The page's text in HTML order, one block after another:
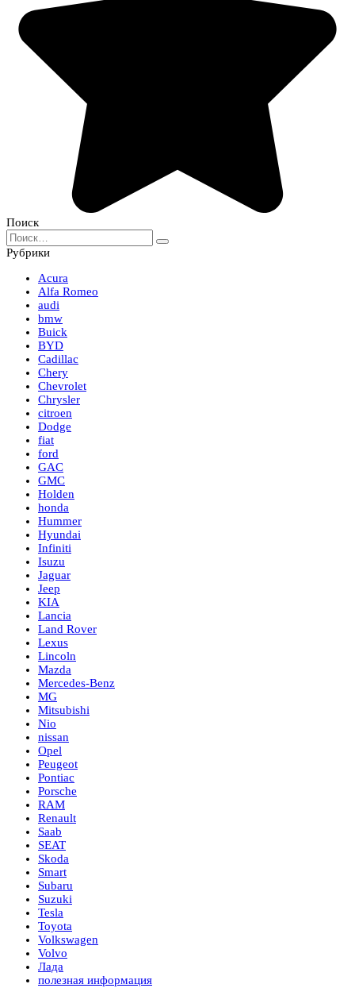
Поиск
Search
for:
Рубрики
Acura
Alfa Romeo
audi
bmw
Buick
BYD
Cadillac
Chery
Chevrolet
Chrysler
citroen
Dodge
fiat
ford
GAC
GMC
Holden
honda
Hummer
Hyundai
Infiniti
Isuzu
Jaguar
Jeep
KIA
Lancia
Land Rover
Lexus
Lincoln
Mazda
Mercedes-Benz
MG
Mitsubishi
Nio
nissan
Opel
Peugeot
Pontiac
Porsche
RAM
Renault
Saab
SEAT
Skoda
Smart
Subaru
Suzuki
Tesla
Toyota
Volkswagen
Volvo
Лада
полезная информация